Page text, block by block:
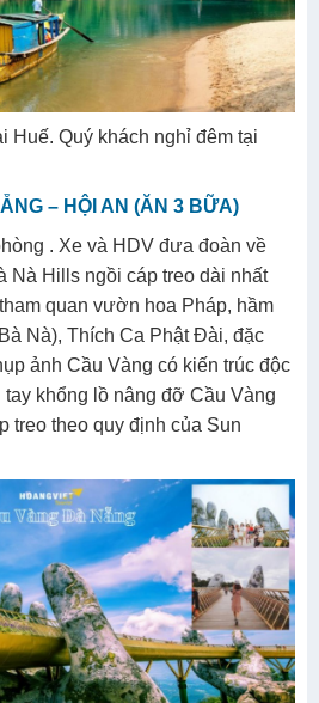
Huế. Quý khách nghỉ đêm tại
– HỘI AN (ĂN 3 BỮA)
. Xe và HDV đưa đoàn về
Nà Hills ngồi cáp treo dài nhất
quan vườn hoa Pháp, hầm
Nà), Thích Ca Phật Đài, đặc
ảnh Cầu Vàng có kiến trúc độc
khổng lồ nâng đỡ Cầu Vàng
treo theo quy định của Sun